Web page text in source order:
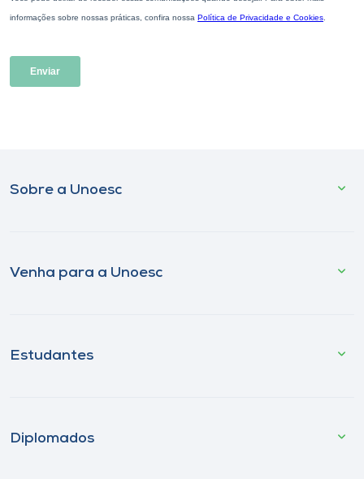
Sobre a Unoesc
Venha para a Unoesc
Estudantes
Diplomados